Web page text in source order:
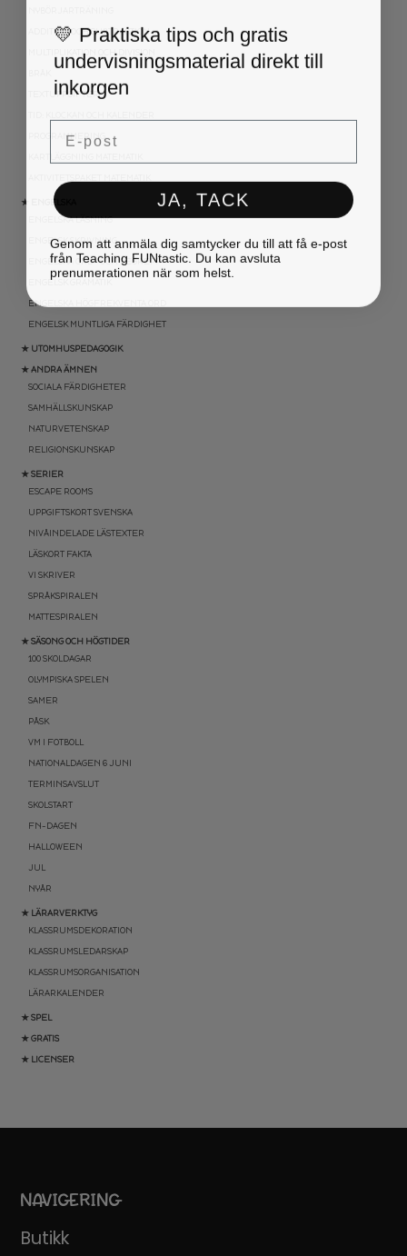
ADDITION OCH SUBTRAKTION
MULTIPLIKATION OCH DIVISION
TEXTUPPGIFTER
PROGRAMMERING
★ ENGELSKA
ENGELSKA LÄSNING
ENGELSK SKRIVNING
ENGELSKA ORD- OCH BEGREPP
ENGELSK GRAMATIK
ENGELSKA HÖGFREKVENTA ORD
ENGELSK MUNTLIGA FÄRDIGHET
★ UTOMHUSPEDAGOGIK
★ ANDRA ÄMNEN
SOCIALA FÄRDIGHETER
SAMHÄLLSKUNSKAP
NATURVETENSKAP
RELIGIONSKUNSKAP
★ SERIER
ESCAPE ROOMS
UPPGIFTSKORT SVENSKA
NIVÅINDELADE LÄSTEXTER
LÄSKORT FAKTA
VI SKRIVER
SPRÅKSPIRALEN
MATTESPIRALEN
★ SÄSONG OCH HÖGTIDER
100 SKOLDAGAR
OLYMPISKA SPELEN
SAMER
PÅSK
VM I FOTBOLL
NATIONALDAGEN 6 JUNI
TERMINSAVSLUT
SKOLSTART
FN-DAGEN
HALLOWEEN
JUL
NYÅR
★ LÄRARVERKTYG
KLASSRUMSDEKORATION
KLASSRUMSLEDARSKAP
KLASSRUMSORGANISATION
LÄRARKALENDER
★ SPEL
★ GRATIS
★ LICENSER
NAVIGERING
Butikk
💛 Praktiska tips och gratis
undervisningsmaterial direkt till
inkorgen
Email
JA, TACK
Genom att anmäla dig samtycker du till att få e-post
från Teaching FUNtastic. Du kan avsluta
prenumerationen när som helst.